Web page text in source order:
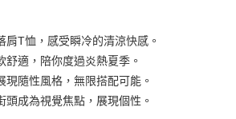
彰化商業銀行
台北富邦商業銀行
兆豐國際商業銀行
台中商業銀行
彰化商業銀行
台北富邦商業銀行
兆豐國際商業銀行
NT$44
第一商業銀行
台北富邦商業銀行
肩T恤，感受瞬冷的清涼快感。
舒適，陪你度過炎熱夏季。
現隨性風格，無限搭配可能。
頭成為視覺焦點，展現個性。